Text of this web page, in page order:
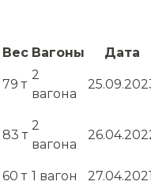
Вес Вагоны Дата
79 т
2
вагона
83 т
2
вагона
60 т 1 вагон